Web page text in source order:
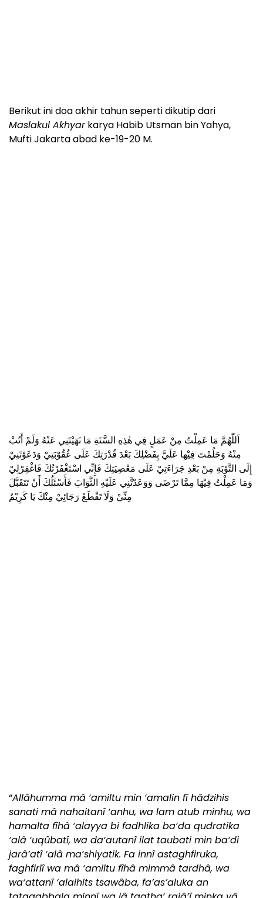
Berikut ini doa akhir tahun seperti dikutip dari
Maslakul Akhyarkarya Habib Utsman bin Yahya,
Mufti Jakarta abad ke-19-20 M.
اَللّٰهُمَّ مَا عَمِلْتُ مِنْ عَمَلٍ فِي هٰذِهِ السَّنَةِ مَا نَهَيْتَنِي عَنْهُ وَلَمْ أَتُبْ
مِنْهُ وَحَلُمْتَ فِيْها عَلَيَّ بِفَضْلِكَ بَعْدَ قُدْرَتِكَ عَلَى عُقُوْبَتِيْ وَدَعَوْتَنِيْ
إِلَى التَّوْبَةِ مِنْ بَعْدِ جَرَاءَتِيْ عَلَى مَعْصِيَتِكَ فَإِنِّي اسْتَغْفَرْتُكَ فَاغْفِرْلِيْ
وَمَا عَمِلْتُ فِيْهَا مِمَّا تَرْضَى وَوَعَدْتَّنِي عَلَيْهِ الثَّوَابَ فَأَسْئَلُكَ أَنْ تَتَقَبَّلَ
مِنِّيْ وَلَا تَقْطَعْ رَجَائِيْ مِنْكَ يَا كَرِيْمُ
“Allâhumma mâ ‘amiltu min ‘amalin fî hâdzihis
sanati mâ nahaitanî ‘anhu, wa lam atub minhu, wa
hamalta fîhâ ‘alayya bi fadhlika ba‘da qudratika
‘alâ ‘uqûbatî, wa da‘autanî ilat taubati min ba‘di
jarâ’atî ‘alâ ma‘shiyatik. Fa innî astaghfiruka,
faghfirlî wa mâ ‘amiltu fîhâ mimmâ tardhâ, wa
wa‘attanî ‘alaihits tsawâba, fa’as’aluka an